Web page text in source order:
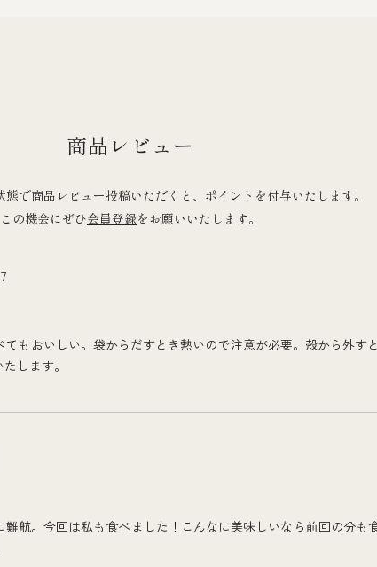
商品レビュー
で商品レビュー投稿いただくと、ポイントを付与いたします。
この機会にぜひ会員登録をお願いいたします。
もおいしい。袋からだすとき熱いので注意が必要。殻から外す
します。
航。今回は私も食べました！こんなに美味しいなら前回の分